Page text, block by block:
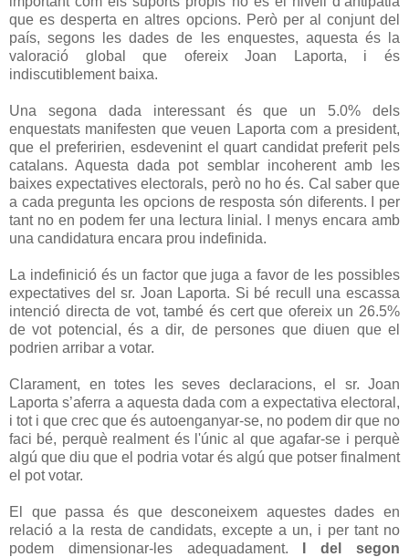
que es desperta en altres opcions. Però per al conjunt del
país, segons les dades de les enquestes, aquesta és la
valoració global que ofereix Joan Laporta, i és
indiscutiblement baixa.
Una segona dada interessant és que un 5.0% dels
enquestats manifesten que veuen Laporta com a president,
que el preferirien, esdevenint el quart candidat preferit pels
catalans. Aquesta dada pot semblar incoherent amb les
baixes expectatives electorals, però no ho és. Cal saber que
a cada pregunta les opcions de resposta són diferents. I per
tant no en podem fer una lectura linial. I menys encara amb
una candidatura encara prou indefinida.
La indefinició és un factor que juga a favor de les possibles
expectatives del sr. Joan Laporta. Si bé recull una escassa
intenció directa de vot, també és cert que ofereix un 26.5%
de vot potencial, és a dir, de persones que diuen que el
podrien arribar a votar.
Clarament, en totes les seves declaracions, el sr. Joan
Laporta s’aferra a aquesta dada com a expectativa electoral,
i tot i que crec que és autoenganyar-se, no podem dir que no
faci bé, perquè realment és l'únic al que agafar-se i perquè
algú que diu que el podria votar és algú que potser finalment
el pot votar.
El que passa és que desconeixem aquestes dades en
relació a la resta de candidats, excepte a un, i per tant no
podem dimensionar-les adequadament.
I del segon